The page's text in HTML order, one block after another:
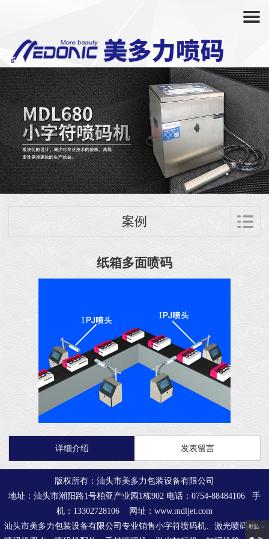
案例
纸箱多面喷码
详细介绍 发表留言
版权所有：汕头市美多力包装设备有限公司
地址：汕头市潮阳路1号柏亚产业园1栋902 电话：0754-88484106 手
机：13302728106 网址：www.mdljet.com
汕头市美多力包装设备有限公司专业销售小字符喷码机、激光喷码机、